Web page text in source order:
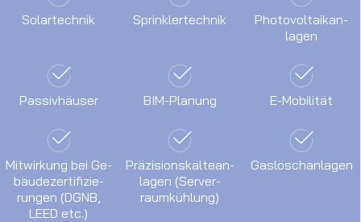
Solar­technik Sprinkler­technik
Photo­voltaik­an­
lagen
Passiv­häuser BIM-Planung E-Mo­bi­li­tät
Mit­wir­kung bei Ge­
bäu­de­zer­ti­fi­zie­
rungen (DGNB,
LEED etc.)
Prä­zi­sions­käl­te­an­
lagen (Ser­ver­
raum­küh­lung)
Gas­lösch­an­lagen